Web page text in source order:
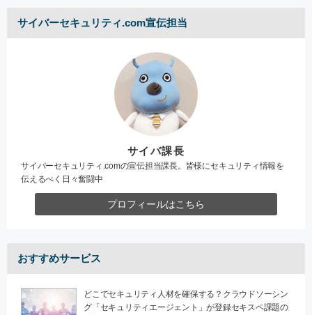
サイバーセキュリティ.com宣伝担当
サイバ課長
サイバーセキュリティ.comの宣伝担当課長。皆様にセキュリティ情報を
伝えるべく日々奮闘中
プロフィールはこちら
おすすめサービス
どこでセキュリティ人材を確保する？クラウドソーシン
グ「セキュリティエージェント」が登録セキスペ課題の